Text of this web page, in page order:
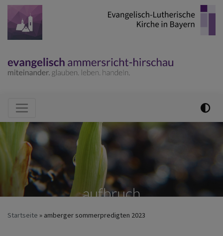
Direkt
zum
Inhalt
Hauptnavigation
Startseite amberger sommerpredigten 2023